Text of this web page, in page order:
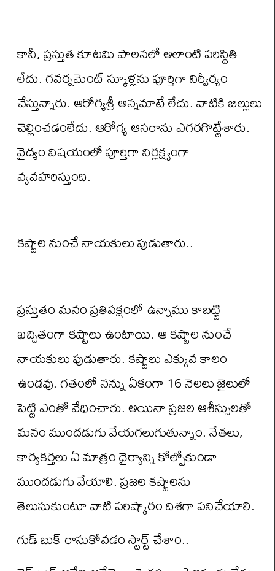
కానీ, ప్రస్తుత కూటమి పాలనలో అలాంటి పరిస్థితి
లేదు. గవర్నమెంట్ స్కూళ్లను పూర్తిగా నిర్వీర్యం
చేస్తున్నారు. ఆరోగ్యశ్రీ అన్నమాటే లేదు. వాటికి బిల్లులు
చెల్లించడంలేదు. ఆరోగ్య ఆసరాను ఎగరగొట్టేశారు.
వైద్యం విషయంలో పూర్తిగా నిర్లక్ష్యంగా
వ్యవహరిస్తుంది.
కష్టాల నుంచే నాయకులు పుడుతారు..
ప్రస్తుతం మనం ప్రతిపక్షంలో ఉన్నాము కాబట్టి
ఖచ్చితంగా కష్టాలు ఉంటాయి. ఆ కష్టాల నుంచే
నాయకులు పుడుతారు. కష్టాలు ఎక్కువ కాలం
ఉండవు. గతంలో నన్ను ఏకంగా 16 నెలలు జైలులో
పెట్టి ఎంతో వేధించారు. అయినా ప్రజల ఆశీస్సులతో
మనం ముందడుగు వేయగలుగుతున్నాం. నేతలు,
కార్యకర్తలు ఏ మాత్రం ధైర్యాన్ని కోల్పోకుండా
ముందడుగు వేయాలి. ప్రజల కష్టాలను
తెలుసుకుంటూ వాటి పరిష్కారం దిశగా పనిచేయాలి.
గుడ్ బుక్ రాసుకోవడం స్టార్ట్ చేశాం..